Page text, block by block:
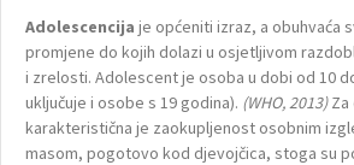
Adolescencija je općeniti izraz, a obuhvaća
promjene do kojih dolazi u osjetljivom
i zrelosti. Adolescent je osoba u dobi od 10
uključuje i osobe s 19 godina). (WHO, 2013)
karakteristična je zaokupljenost osobnim
masom, pogotovo kod djevojčica, stoga su